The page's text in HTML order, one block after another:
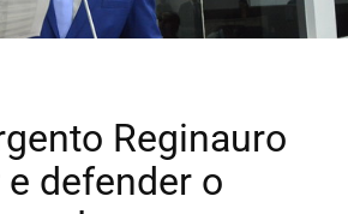
Reginauro
defender o